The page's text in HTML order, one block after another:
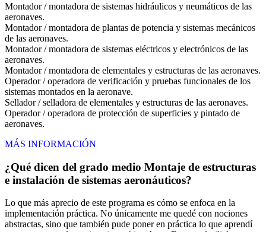
Montador / montadora de sistemas hidráulicos y neumáticos de las
aeronaves.
Montador / montadora de plantas de potencia y sistemas mecánicos
de las aeronaves.
Montador / montadora de sistemas eléctricos y electrónicos de las
aeronaves.
Montador / montadora de elementales y estructuras de las aeronaves.
Operador / operadora de verificación y pruebas funcionales de los
sistemas montados en la aeronave.
Sellador / selladora de elementales y estructuras de las aeronaves.
Operador / operadora de protección de superficies y pintado de
aeronaves.
MÁS INFORMACIÓN
¿Qué dicen del grado medio Montaje de estructuras
e instalación de sistemas aeronáuticos?
Lo que más aprecio de este programa es cómo se enfoca en la
implementación práctica. No únicamente me quedé con nociones
abstractas, sino que también pude poner en práctica lo que aprendí